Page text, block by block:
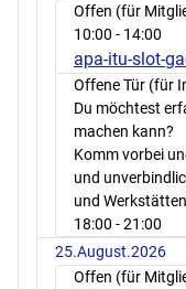
Offen (für
10:00 - 14:00
apa-itu-slot-
Offene Tür (für
Du möchtest
machen kann?
Komm vorbei
und
und
18:00 - 21:00
25.August.2026
Offen (für